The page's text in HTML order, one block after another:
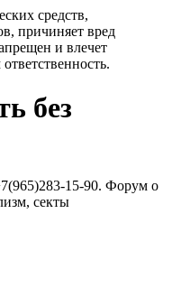
средств,
причиняет вред
и влечет
без
15-90. Форум о
секты